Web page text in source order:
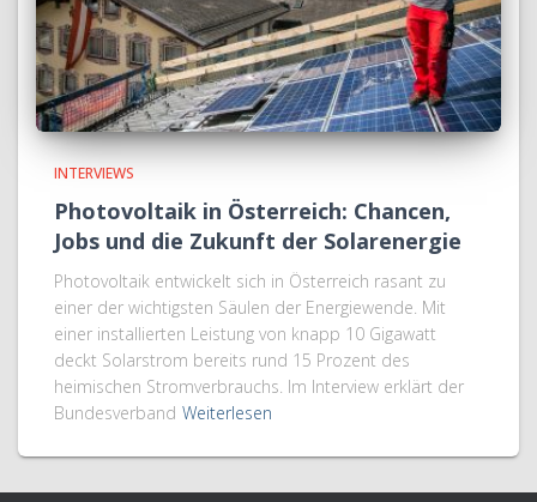
INTERVIEWS
Photovoltaik in Österreich: Chancen,
Jobs und die Zukunft der Solarenergie
Photovoltaik entwickelt sich in Österreich rasant zu
einer der wichtigsten Säulen der Energiewende. Mit
einer installierten Leistung von knapp 10 Gigawatt
deckt Solarstrom bereits rund 15 Prozent des
heimischen Stromverbrauchs. Im Interview erklärt der
Bundesverband Weiterlesen